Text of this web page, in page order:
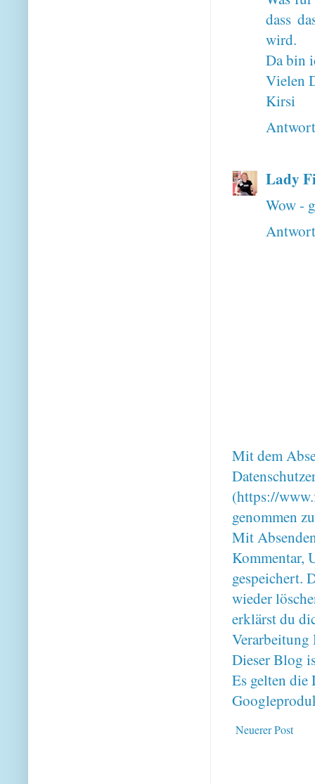
dass
wird.
Da bin
Vielen
Kirsi
Lady
Wow -
Mit dem
(https://
genommen
Mit
Kommentar,
gespeichert.
wieder
erklärst du
Verarbeitung
Dieser Blog
Es gelten
Neuerer Post